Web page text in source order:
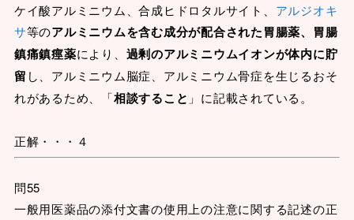
ケイ酸アルミニウム、合成ヒドロタルサイト、 アルジオキ
サ等のアルミニウムを含む成分が配合された胃腸薬、胃腸
鎮痛鎮痙薬により、 過剰のアルミニウムイオンが体内に貯
留 し、アルミニウム脳症、アルミニウム骨症を生じるおそ
れがあるため、「相談すること 」に記載されている。
正解・・・４
問55
一般用医薬品の添付文書の使用上の注意に関する記述の正